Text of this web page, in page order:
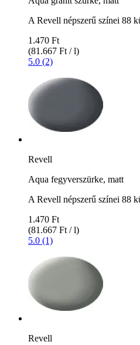
A Revell népszerű színei 88
1.470 Ft
(81.667 Ft / l)
5.0 (2)
Revell
Aqua fegyverszürke, matt
A Revell népszerű színei 88
1.470 Ft
(81.667 Ft / l)
5.0 (1)
Revell